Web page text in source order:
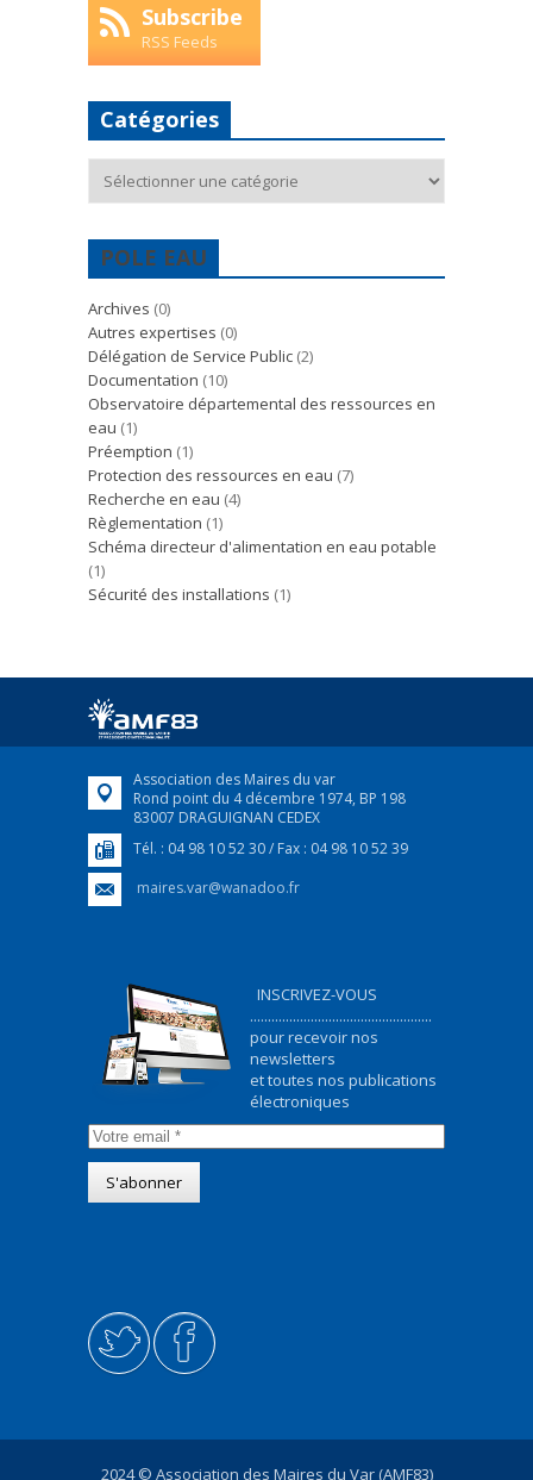
Subscribe
RSS Feeds
Catégories
POLE EAU
Archives (0)
Autres expertises (0)
Délégation de Service Public (2)
Documentation (10)
Observatoire départemental des ressources en
eau (1)
Préemption (1)
Protection des ressources en eau (7)
Recherche en eau (4)
Règlementation (1)
Schéma directeur d'alimentation en eau potable
(1)
Sécurité des installations (1)
Association des Maires du var
Rond point du 4 décembre 1974, BP 198
83007 DRAGUIGNAN CEDEX
Tél. : 04 98 10 52 30 / Fax : 04 98 10 52 39
maires.var@wanadoo.fr
INSCRIVEZ-VOUS
...................................................
pour recevoir nos
newsletters
et toutes nos publications
électroniques
2024 © Association des Maires du Var (AMF83)